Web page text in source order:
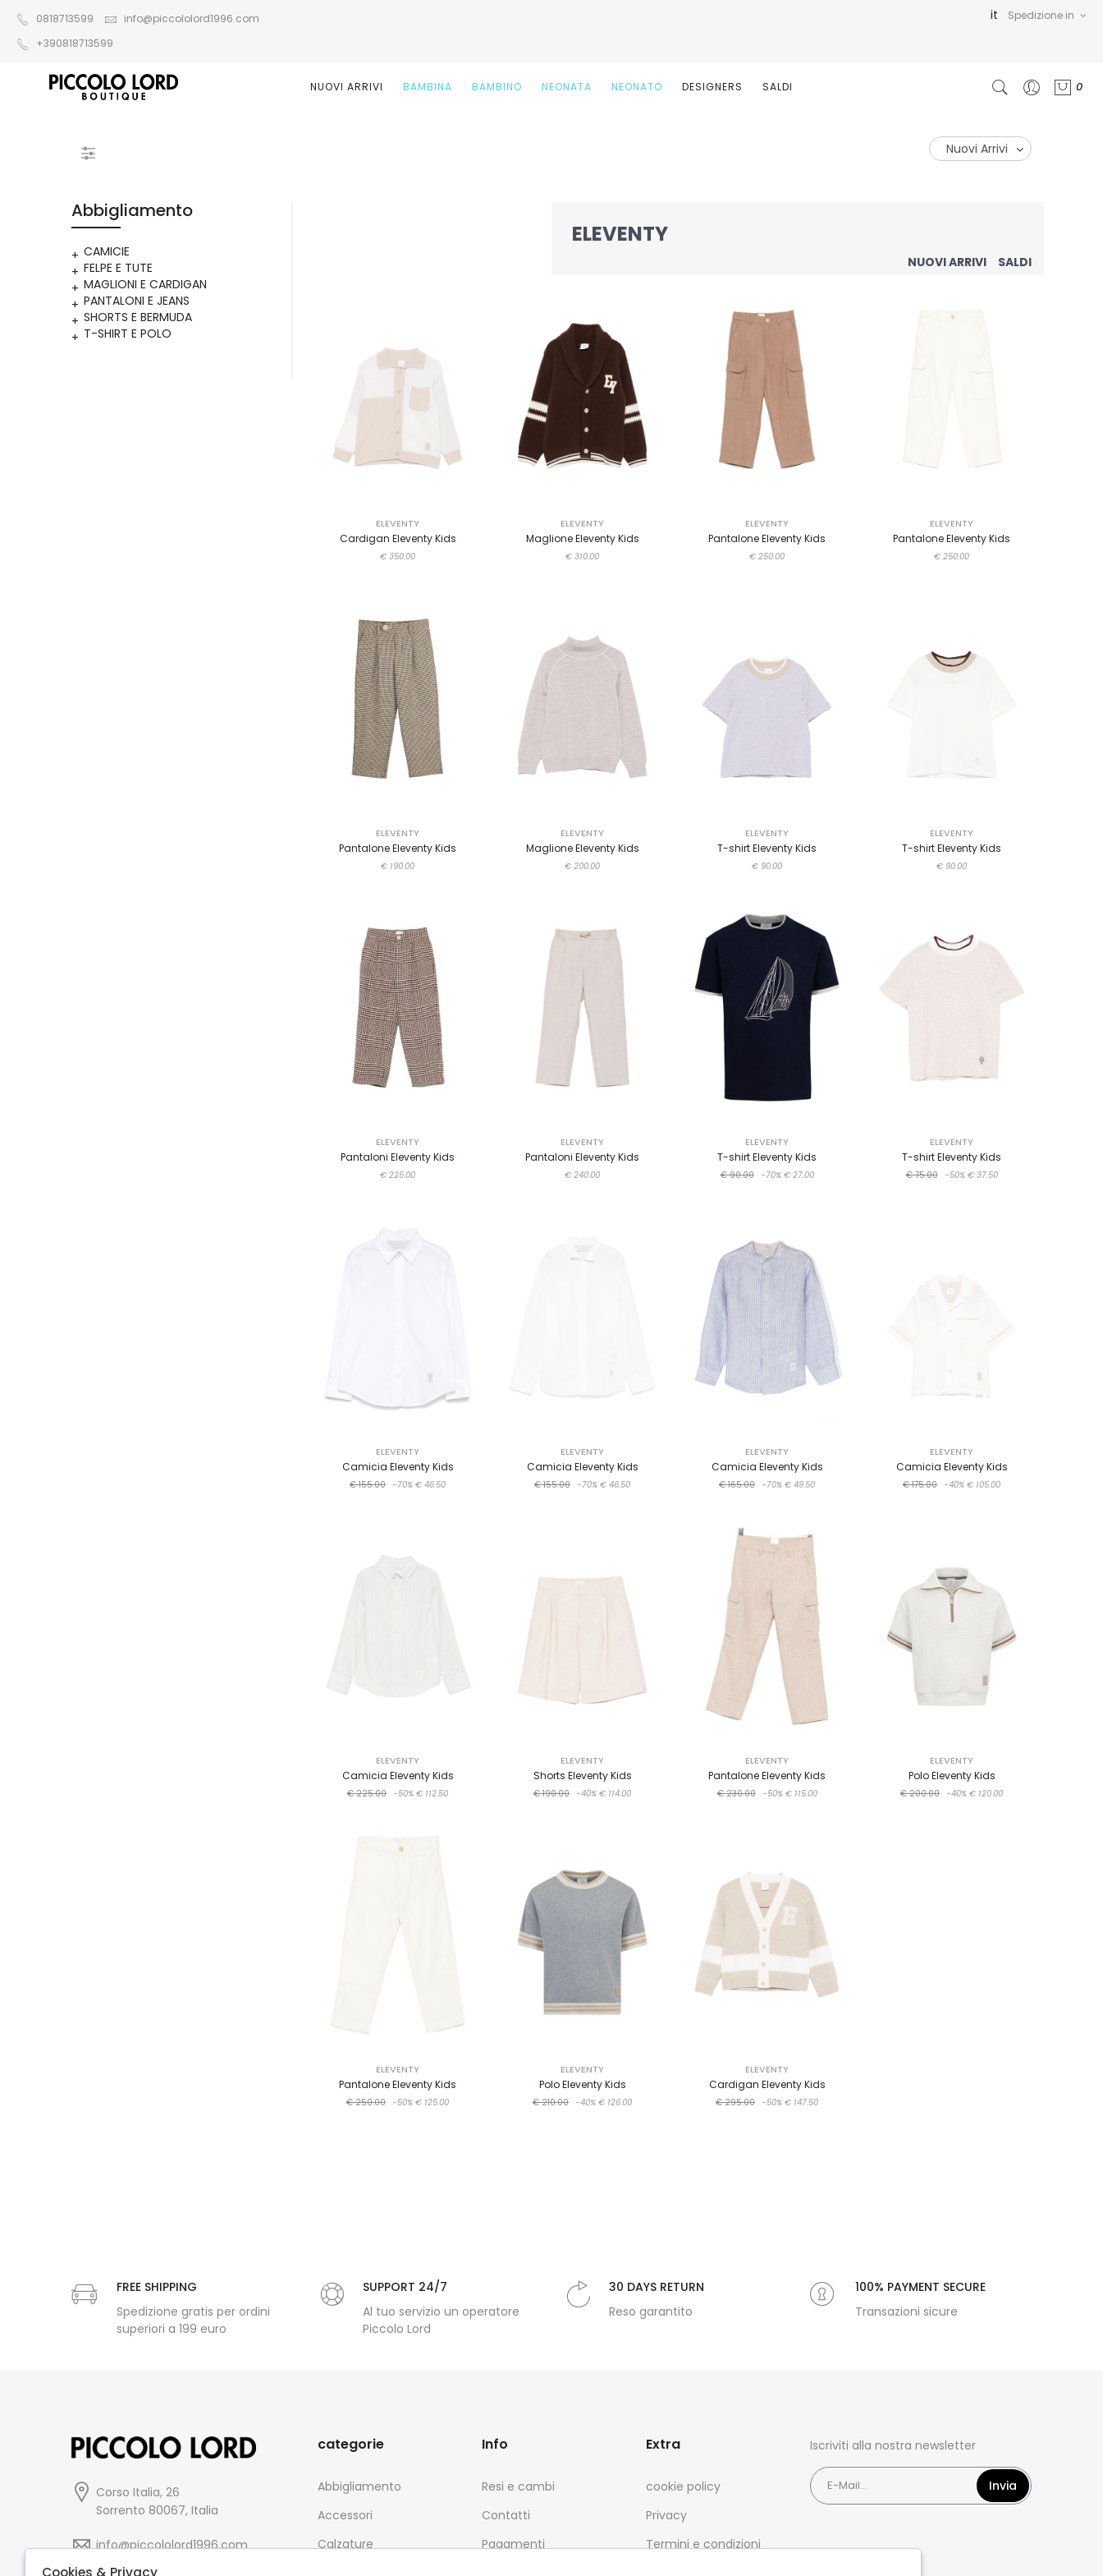
0818713599
info@piccololord1996.com
+390818713599
it Spedizione in
NUOVI ARRIVI BAMBINA BAMBINO NEONATA NEONATO DESIGNERS SALDI 0
Abbigliamento
CAMICIE
FELPE E TUTE
MAGLIONI E CARDIGAN
PANTALONI E JEANS
SHORTS E BERMUDA
T-SHIRT E POLO
ELEVENTY
NUOVI ARRIVI SALDI
ELEVENTY
Cardigan Eleventy Kids
€ 350.00
ELEVENTY
Maglione Eleventy Kids
€ 310.00
ELEVENTY
Pantalone Eleventy Kids
€ 250.00
ELEVENTY
Pantalone Eleventy Kids
€ 250.00
ELEVENTY
Pantalone Eleventy Kids
€ 190.00
ELEVENTY
Maglione Eleventy Kids
€ 200.00
ELEVENTY
T-shirt Eleventy Kids
€ 90.00
ELEVENTY
T-shirt Eleventy Kids
€ 90.00
ELEVENTY
Pantaloni Eleventy Kids
€ 225.00
ELEVENTY
Pantaloni Eleventy Kids
€ 240.00
ELEVENTY
T-shirt Eleventy Kids
€ 90.00 -70% € 27.00
ELEVENTY
T-shirt Eleventy Kids
€ 75.00 -50% € 37.50
ELEVENTY
Camicia Eleventy Kids
€ 155.00 -70% € 46.50
ELEVENTY
Camicia Eleventy Kids
€ 155.00 -70% € 46.50
ELEVENTY
Camicia Eleventy Kids
€ 165.00 -70% € 49.50
ELEVENTY
Camicia Eleventy Kids
€ 175.00 -40% € 105.00
ELEVENTY
Camicia Eleventy Kids
€ 225.00 -50% € 112.50
ELEVENTY
Shorts Eleventy Kids
€ 190.00 -40% € 114.00
ELEVENTY
Pantalone Eleventy Kids
€ 230.00 -50% € 115.00
ELEVENTY
Polo Eleventy Kids
€ 200.00 -40% € 120.00
ELEVENTY
Pantalone Eleventy Kids
€ 250.00 -50% € 125.00
ELEVENTY
Polo Eleventy Kids
€ 210.00 -40% € 126.00
ELEVENTY
Cardigan Eleventy Kids
€ 295.00 -50% € 147.50
FREE SHIPPING
Spedizione gratis per ordini
superiori a 199 euro
SUPPORT 24/7
Al tuo servizio un operatore
Piccolo Lord
30 DAYS RETURN
Reso garantito
100% PAYMENT SECURE
Transazioni sicure
Corso Italia, 26
Sorrento 80067, Italia
info@piccololord1996.com
categorie
Abbigliamento
Accessori
Calzature
Info
Resi e cambi
Contatti
Pagamenti
Extra
cookie policy
Privacy
Termini e condizioni
Iscriviti alla nostra newsletter
Invia
Cookies & Privacy